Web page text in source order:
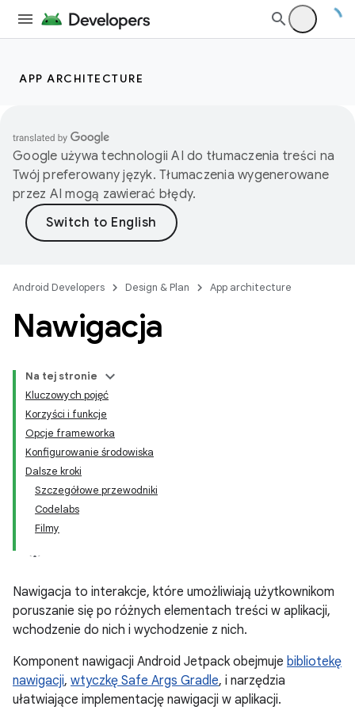
APP ARCHITECTURE
Google używa technologii AI do tłumaczenia treści na
Twój preferowany język. Tłumaczenia wygenerowane
przez AI mogą zawierać błędy.
Android Developers Design & Plan App architecture
Nawigacja
Na tej stronie
Kluczowych pojęć
Korzyści i funkcje
Opcje frameworka
Konfigurowanie środowiska
Dalsze kroki
Szczegółowe przewodniki
Codelabs
Filmy
Nawigacja to interakcje, które umożliwiają użytkownikom
poruszanie się po różnych elementach treści w aplikacji,
wchodzenie do nich i wychodzenie z nich.
Komponent nawigacji Android Jetpack obejmuje bibliotekę
nawigacji, wtyczkę Safe Args Gradle, i narzędzia
ułatwiające implementację nawigacji w aplikacji.